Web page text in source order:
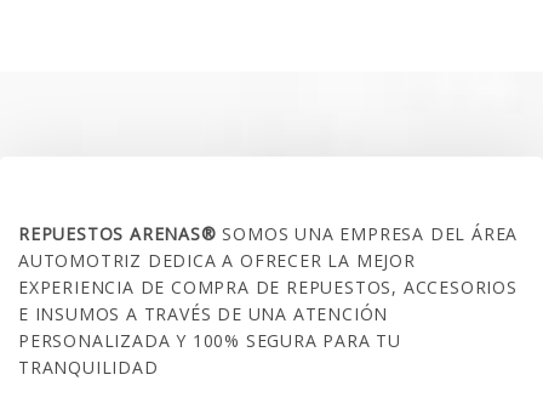
REPUESTOS ARENAS®SOMOS UNA EMPRESA DEL ÁREA
AUTOMOTRIZ DEDICA A OFRECER LA MEJOR
EXPERIENCIA DE COMPRA DE REPUESTOS, ACCESORIOS
E INSUMOS A TRAVÉS DE UNA ATENCIÓN
PERSONALIZADA Y 100% SEGURA PARA TU
TRANQUILIDAD